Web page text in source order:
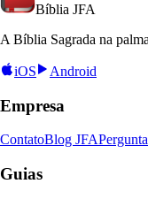
Bíblia JFA
A Bíblia Sagrada na
iOS Android
Empresa
ContatoBlog JFA
Guias